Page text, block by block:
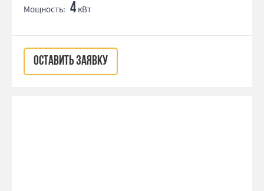
Мощность: 4 кВт
ОСТАВИТЬ ЗАЯВКУ